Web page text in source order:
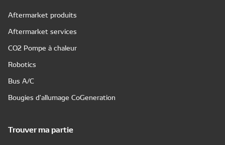
Aftermarket produits
Aftermarket services
CO2 Pompe à chaleur
Robotics
Bus A/C
Bougies d'allumage CoGeneration
Trouver ma partie